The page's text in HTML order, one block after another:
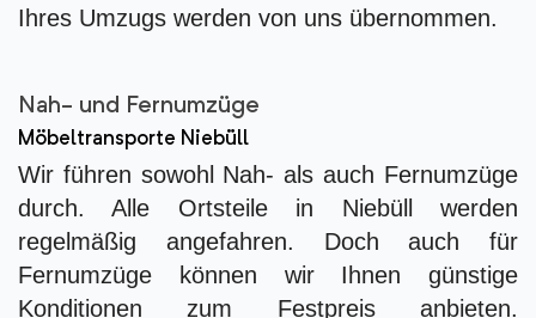
Ihres Umzugs werden von uns übernommen.
Nah- und Fernumzüge
Möbeltransporte Niebüll
Wir führen sowohl Nah- als auch Fernumzüge
durch. Alle Ortsteile in Niebüll werden
regelmäßig angefahren. Doch auch für
Fernumzüge können wir Ihnen günstige
Konditionen zum Festpreis anbieten.